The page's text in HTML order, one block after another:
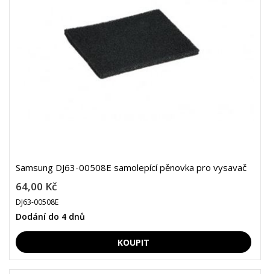
Samsung DJ63-00508E samolepící pěnovka pro vysavač
64,00 Kč
DJ63-00508E
Dodání do 4 dnů